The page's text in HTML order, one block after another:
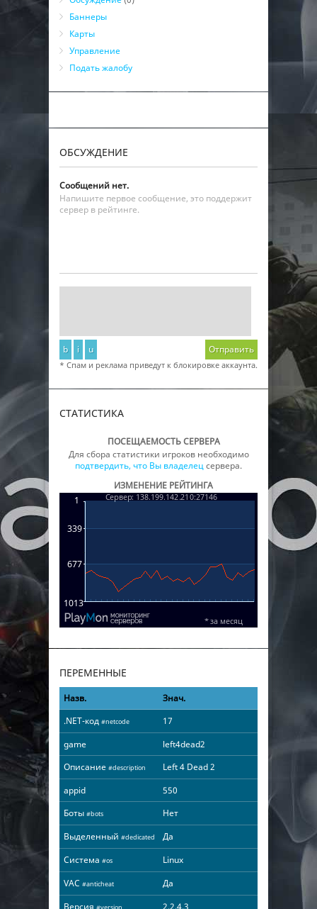
Баннеры
Карты
Управление
Подать жалобу
ОБСУЖДЕНИЕ
Сообщений нет.
Напишите первое сообщение, это поддержит
сервер в рейтинге.
b i u Отправить
* Спам и реклама приведут к блокировке аккаунта.
СТАТИСТИКА
ПОСЕЩАЕМОСТЬ СЕРВЕРА
Для сбора статистики игроков необходимо
подтвердить, что Вы владелецсервера.
ИЗМЕНЕНИЕ РЕЙТИНГА
ПЕРЕМЕННЫЕ
Назв.
Знач.
.NET-код #netcode
17
game
left4dead2
Описание #description
Left 4 Dead 2
appid
550
Боты #bots
Нет
Выделенный #dedicated
Да
Система #os
Linux
VAC #anticheat
Да